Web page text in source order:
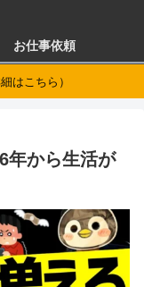
お仕事依頼
はこちら）
年から生活が